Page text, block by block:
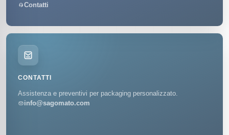
Contatti
CONTATTI
Assistenza e preventivi per packaging personalizzato.
info@sagomato.com